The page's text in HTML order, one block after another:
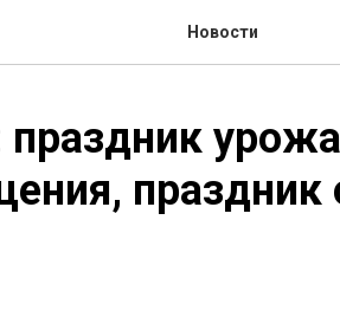
Новости
праздник